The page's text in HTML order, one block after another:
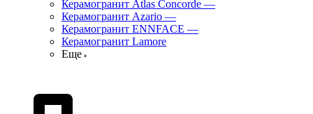
Керамогранит Atlas Concorde —
Керамогранит Azario —
Керамогранит ENNFACE —
Керамогранит Lamore
Еще